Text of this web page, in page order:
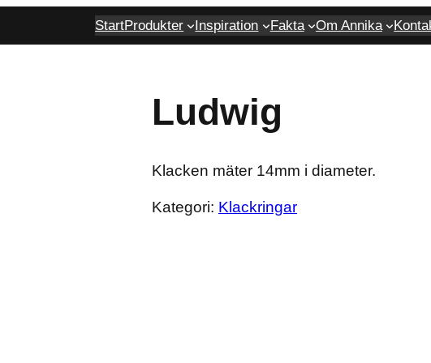
StartProdukter Inspiration Fakta Om Annika
Ludwig
Klacken mäter 14mm i diameter.
Kategori: Klackringar